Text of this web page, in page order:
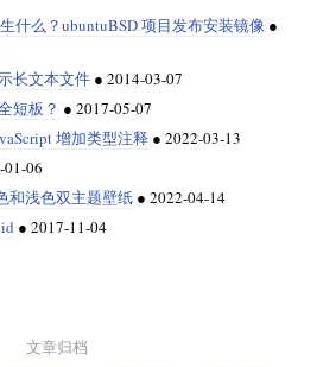
什么？ubuntuBSD 项目发布安装镜像 ●
长文本文件 ● 2014-03-07
短板？ ● 2017-05-07
增加类型注释 ● 2022-03-13
01-06
和浅色双主题壁纸 ● 2022-04-14
● 2017-11-04
文章归档